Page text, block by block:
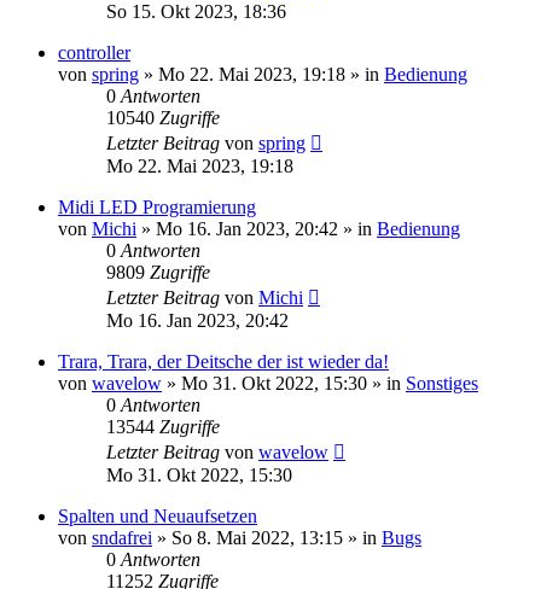
So 15. Okt 2023, 18:36
controller
von spring » Mo 22. Mai 2023, 19:18 » in Bedienung
0 Antworten
10540 Zugriffe
Letzter Beitrag von spring
Mo 22. Mai 2023, 19:18
Midi LED Programierung
von Michi » Mo 16. Jan 2023, 20:42 » in Bedienung
0 Antworten
9809 Zugriffe
Letzter Beitrag von Michi
Mo 16. Jan 2023, 20:42
Trara, Trara, der Deitsche der ist wieder da!
von wavelow » Mo 31. Okt 2022, 15:30 » in Sonstiges
0 Antworten
13544 Zugriffe
Letzter Beitrag von wavelow
Mo 31. Okt 2022, 15:30
Spalten und Neuaufsetzen
von sndafrei » So 8. Mai 2022, 13:15 » in Bugs
0 Antworten
11252 Zugriffe